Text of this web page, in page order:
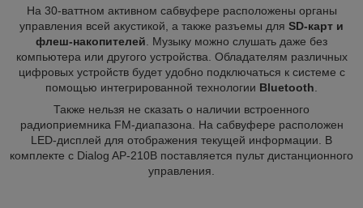
На 30-ваттном активном сабвуфере расположены органы
управления всей акустикой, а также разъемы для SD-карт и
флеш-накопителей . Музыку можно слушать даже без
компьютера или другого устройства. Обладателям различных
цифровых устройств будет удобно подключаться к системе с
помощью интегрированной технологии Bluetooth
Также нельзя не сказать о наличии встроенного
радиоприемника FM-диапазона. На сабвуфере расположен
LED-дисплей для отображения текущей информации. В
комплекте с Dialog AP-210B поставляется пульт дистанционного
управления.